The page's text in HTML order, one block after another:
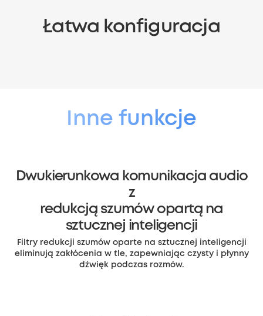
Łatwa konfiguracja
Dwa tryby połączenia
Inne funkcje
Dwukierunkowa komunikacja audio
z
redukcją szumów opartą na
sztucznej inteligencji
Filtry redukcji szumów oparte na sztucznej inteligencji
eliminują zakłócenia w tle, zapewniając czysty i płynny
dźwięk podczas rozmów.